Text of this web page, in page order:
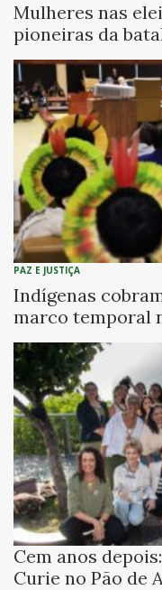
Mulheres nas
pioneiras da
PAZ E JUSTIÇA
Indígenas
marco temporal
Cem anos
Curie no Pão de